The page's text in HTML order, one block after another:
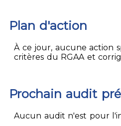
Plan d'action
À ce jour, aucune action
critères du RGAA et
Prochain audit
Aucun audit n'est pour